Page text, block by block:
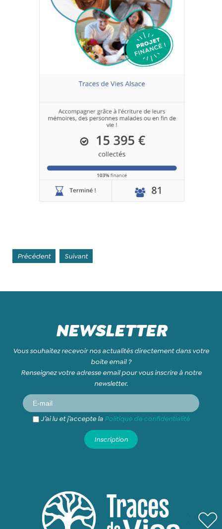
Précédent Suivant
NEWSLETTER
Vous souhaitez recevoir nos actualités directement dans votre
boite email ?
Renseignez votre adresse email pour vous inscrire à notre
newsletter.
J’ai lu et j’accepte la Politique de confidentialité